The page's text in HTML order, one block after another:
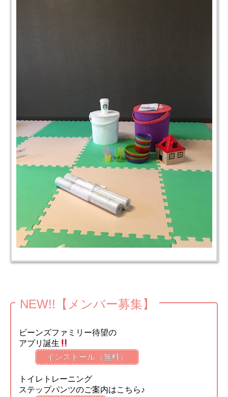
NEW!!【メンバー募集】
ビーンズファミリー待望の
アプリ誕生
インストール（無料）
トイレトレーニング
ステップパンツのご案内はこちら♪